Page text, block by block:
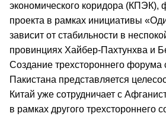
экономического коридора (КПЭК),
проекта в рамках инициативы
зависит от стабильности в
провинциях Хайбер-Пахтунхва и
Создание трехстороннего форума
Пакистана представляется
Китай уже сотрудничает с
в рамках другого трехстороннего